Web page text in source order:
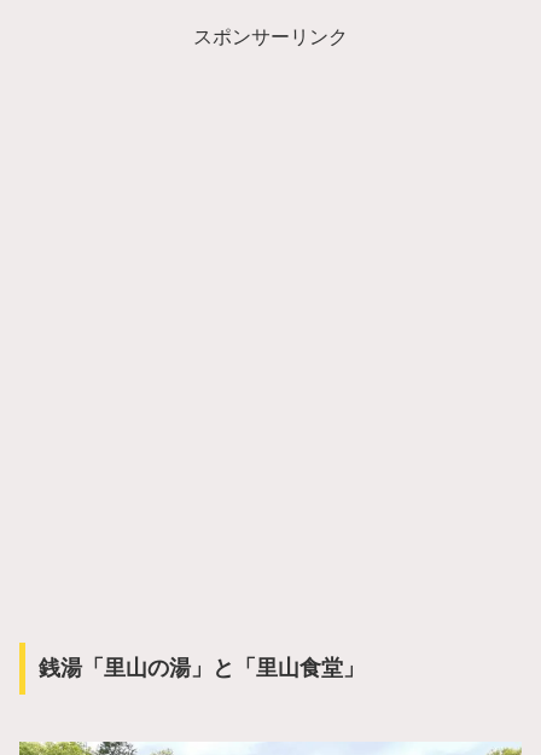
スポンサーリンク
銭湯「里山の湯」と「里山食堂」